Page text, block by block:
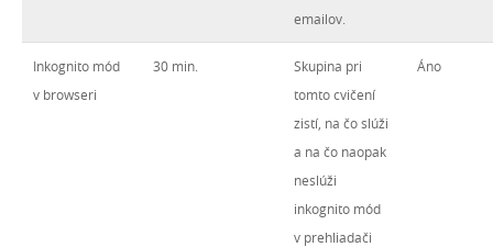
emailov.
Inkognito mód
v browseri
30 min.
Skupina pri
tomto cvičení
zistí, na čo slúži
a na čo naopak
neslúži
inkognito mód
v prehliadači
Áno